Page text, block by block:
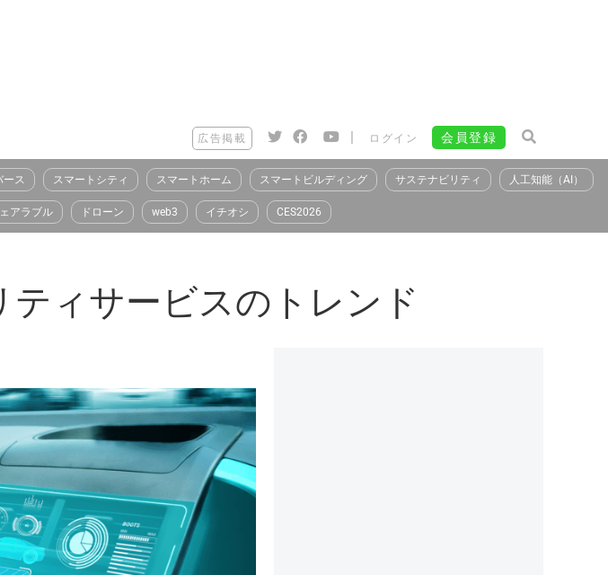
広告掲載 | ログイン 会員登録
ース スマートシティ スマートホーム スマートビルディング サステナビリティ 人工知能（AI）
アラブル ドローン web3 イチオシ CES2026
ティサービスのトレンド